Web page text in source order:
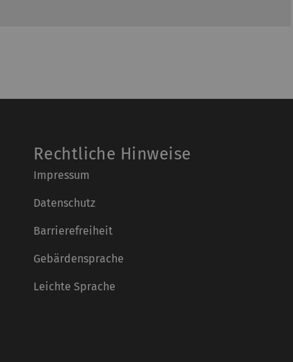
Rechtliche Hinweise
Impressum
Datenschutz
Barrierefreiheit
Gebärdensprache
Leichte Sprache